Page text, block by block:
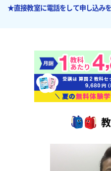
★直接教室に電話をして申し込み